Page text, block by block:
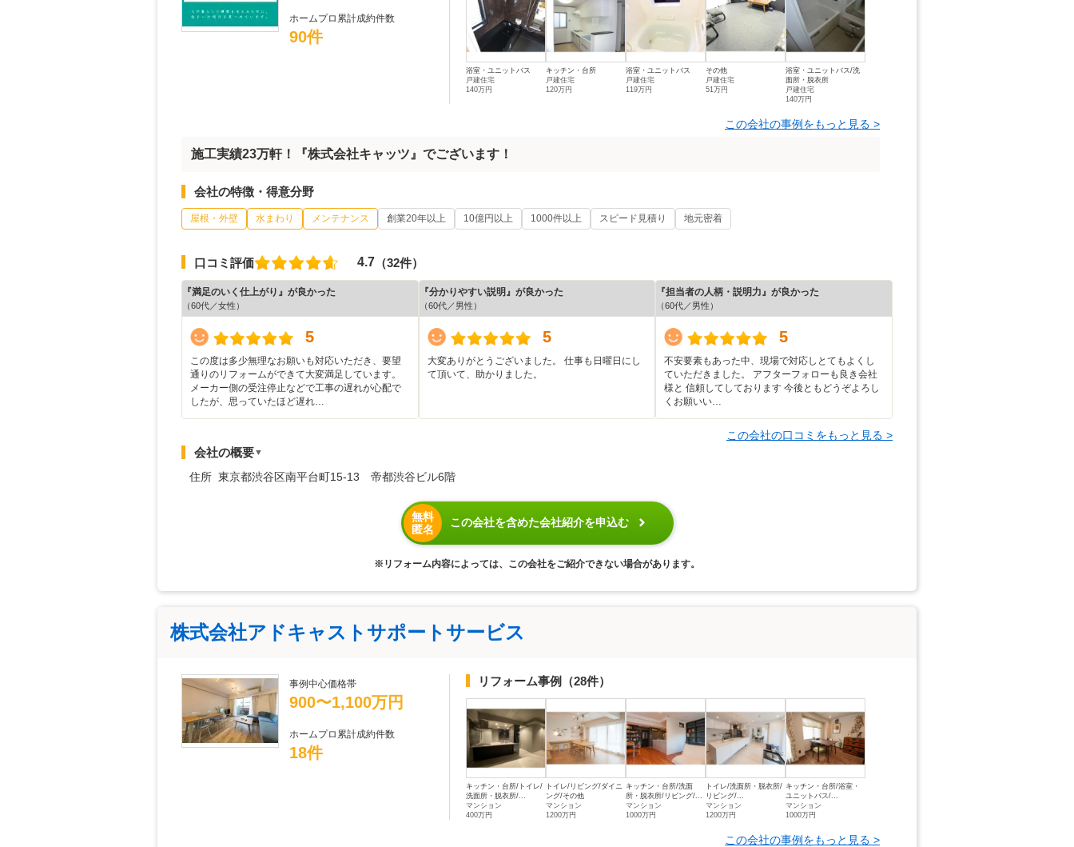
ホームプロ累計成約件数
90件
浴室・ユニットバス
戸建住宅
140万円
キッチン・台所
戸建住宅
120万円
浴室・ユニットバス
戸建住宅
119万円
その他
戸建住宅
51万円
浴室・ユニットバス/洗
面所・脱衣所
戸建住宅
140万円
この会社の事例をもっと見る >
施工実績23万軒！『株式会社キャッツ』でございます！
会社の特徴・得意分野
屋根・外壁 水まわり メンテナンス 創業20年以上 10億円以上 1000件以上 スピード見積り 地元密着
口コミ評価 4.7 （32件）
『満足のいく仕上がり』が良かった
（60代／女性）
5
この度は多少無理なお願いも対応いただき、要望
通りのリフォームができて大変満足しています。
メーカー側の受注停止などで工事の遅れが心配で
したが、思っていたほど遅れ…
『分かりやすい説明』が良かった
（60代／男性）
5
大変ありがとうございました。 仕事も日曜日にし
て頂いて、助かりました。
『担当者の人柄・説明力』が良かった
（60代／男性）
5
不安要素もあった中、現場で対応しとてもよくし
ていただきました。 アフターフォローも良き会社
様と 信頼してしております 今後ともどうぞよろし
くお願いい…
この会社の口コミをもっと見る >
会社の概要▼
住所 東京都渋谷区南平台町15-13 帝都渋谷ビル6階
無料
匿名
この会社を含めた会社紹介を申込む
※リフォーム内容によっては、この会社をご紹介できない場合があります。
株式会社アドキャストサポートサービス
事例中心価格帯
900〜1,100万円
ホームプロ累計成約件数
18件
リフォーム事例 （28件）
キッチン・台所/トイレ/
洗面所・脱衣所/...
マンション
400万円
トイレ/リビング/ダイニ
ング/その他
マンション
1200万円
キッチン・台所/洗面
所・脱衣所/リビング/...
マンション
1000万円
トイレ/洗面所・脱衣所/
リビング/...
マンション
1200万円
キッチン・台所/浴室・
ユニットバス/...
マンション
1000万円
この会社の事例をもっと見る >